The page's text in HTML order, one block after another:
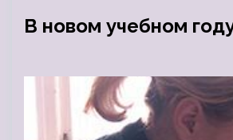
В новом учебном